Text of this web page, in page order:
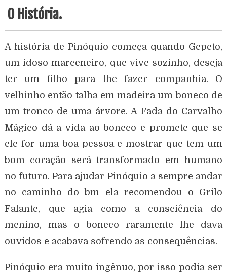
O História.
A história de Pinóquio começa quando Gepeto,
um idoso marceneiro, que vive sozinho, deseja
ter um filho para lhe fazer companhia. O
velhinho então talha em madeira um boneco de
um tronco de uma árvore. A Fada do Carvalho
Mágico dá a vida ao boneco e promete que se
ele for uma boa pessoa e mostrar que tem um
bom coração será transformado em humano
no futuro. Para ajudar Pinóquio a sempre andar
no caminho do bm ela recomendou o Grilo
Falante, que agia como a consciência do
menino, mas o boneco raramente lhe dava
ouvidos e acabava sofrendo as consequências.
Pinóquio era muito ingênuo, por isso podia ser